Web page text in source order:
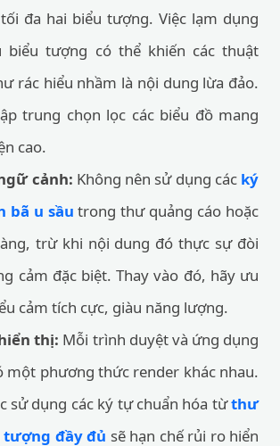
đa hai biểu tượng. Việc lạm dụng
biểu tượng có thể khiến các thuật
rác hiểu nhầm là nội dung lừa đảo.
trung chọn lọc các biểu đồ mang
cao.
cảnh: Không nên sử dụng các ký
bã u sầu trong thư quảng cáo hoặc
trừ khi nội dung đó thực sự đòi
cảm đặc biệt. Thay vào đó, hãy ưu
cảm tích cực, giàu năng lượng.
thị: Mỗi trình duyệt và ứng dụng
một phương thức render khác nhau.
sử dụng các ký tự chuẩn hóa từthư
đầy đủ sẽ hạn chế rủi ro hiển